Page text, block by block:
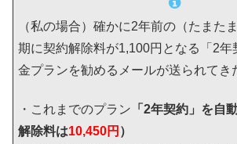
（私の場合）確かに2年前の（たまた
期に契約解除料が1,100円となる「2年
金プランを勧めるメールが送られてき
・これまでのプラン 「2年契約」を自
解除料は10,450円 ）